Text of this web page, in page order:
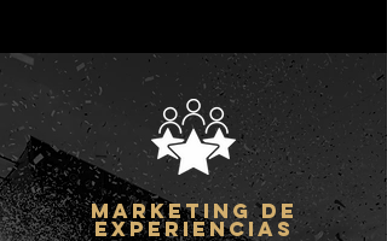
MARKETING DE
EXPERIENCIAS